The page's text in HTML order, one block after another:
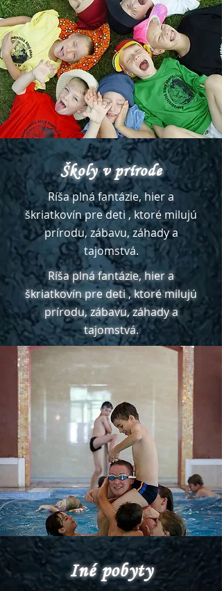
Ríša plná fantázie, hier a
škriatkovín pre deti , ktoré milujú
prírodu, zábavu, záhady a
tajomstvá.
Školy v prírode
Ríša plná fantázie, hier a
škriatkovín pre deti , ktoré milujú
prírodu, zábavu, záhady a
tajomstvá.
Iné pobyty